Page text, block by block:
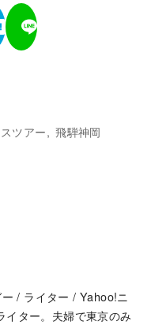
ツアー 飛騨神岡
/ ライター / Yahoo!ニ
イター。夫婦で東京のみ